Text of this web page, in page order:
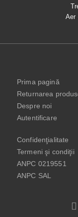
Aer
Prima pagină
Returnarea
Despre noi
Autentificare
Confidenţialitate
Termeni şi condiţii
ANPC 0219551
ANPC SAL